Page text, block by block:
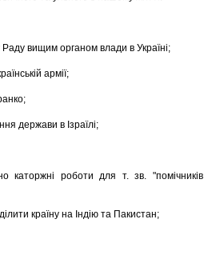
вищим органом влади в Україні;
армії;
держави в Ізраїлі;
роботи для т. зв. "помічників
країну на Індію та Пакистан;